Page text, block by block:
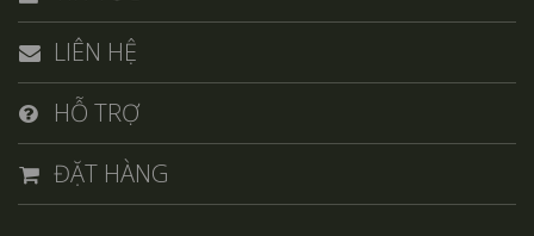
LIÊN HỆ
HỖ TRỢ
ĐẶT HÀNG